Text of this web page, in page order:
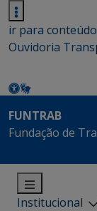
ir para conteúdo
Ouvidoria
FUNTRAB
Fundação de
Institucional